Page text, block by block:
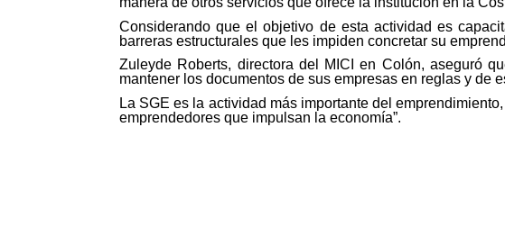
Considerando que el objetivo de esta actividad es
barreras estructurales que les impiden concretar su
Zuleyde Roberts, directora del MICI en Colón, aseguró
mantener los documentos de sus empresas en reglas y de
La SGE es la actividad más importante del
emprendedores que impulsan la economía”.